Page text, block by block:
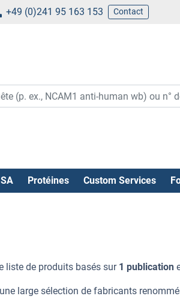
+49 (0)241 95 163 153 Contact
Protéines Custom Services
liste de produits basés sur 1 publication
large sélection de fabricants